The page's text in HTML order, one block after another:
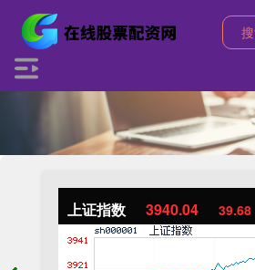
上证指数 3940.04 39.68